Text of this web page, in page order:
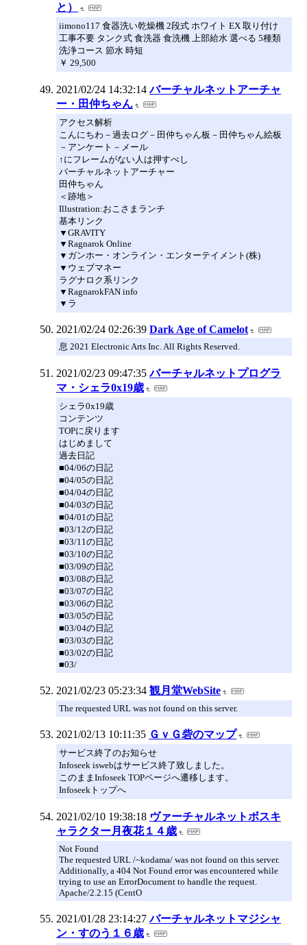
と）
iimono117 食器洗い乾燥機 2段式 ホワイト EX 取り付け
工事不要 タンク式 食洗器 食洗機 上部給水 選べる 5種類
洗浄コース 節水 時短
￥ 29,500
2021/02/24 14:32:14 バーチャルネットアーチャ
ー・田仲ちゃん
アクセス解析
こんにちわ－過去ログ－田仲ちゃん板－田仲ちゃん絵板
－アンケート－メール
↑にフレームがない人は押すべし
バーチャルネットアーチャー
田仲ちゃん
＜跡地＞
Illustration:おこさまランチ
基本リンク
▼GRAVITY
▼Ragnarok Online
▼ガンホー・オンライン・エンターテイメント(株)
▼ウェブマネー
ラグナロク系リンク
▼RagnarokFAN info
▼ラ
2021/02/24 02:26:39 Dark Age of Camelot
息 2021 Electronic Arts Inc. All Rights Reserved.
2021/02/23 09:47:35 バーチャルネットプログラ
マ・シェラ0x19歳
シェラ0x19歳
コンテンツ
TOPに戻ります
はじめまして
過去日記
■04/06の日記
■04/05の日記
■04/04の日記
■04/03の日記
■04/01の日記
■03/12の日記
■03/11の日記
■03/10の日記
■03/09の日記
■03/08の日記
■03/07の日記
■03/06の日記
■03/05の日記
■03/04の日記
■03/03の日記
■03/02の日記
■03/
2021/02/23 05:23:34 観月堂WebSite
The requested URL was not found on this server.
2021/02/13 10:11:35 ＧｖＧ砦のマップ
サービス終了のお知らせ
Infoseek iswebはサービス終了致しました。
このままInfoseek TOPページへ遷移します。
Infoseekトップへ
2021/02/10 19:38:18 ヴァーチャルネットボスキ
ャラクター月夜花１４歳
Not Found
The requested URL /~kodama/ was not found on this server.
Additionally, a 404 Not Found error was encountered while
trying to use an ErrorDocument to handle the request.
Apache/2.2.15 (CentO
2021/01/28 23:14:27 バーチャルネットマジシャ
ン・すのう１６歳